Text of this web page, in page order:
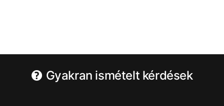
Gyakran ismételt kérdések